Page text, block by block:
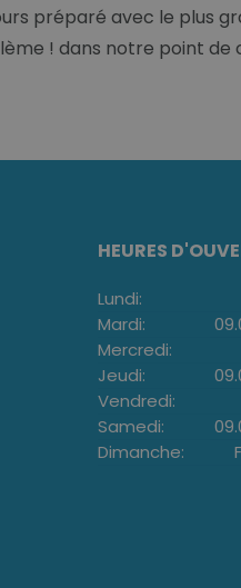
préparé avec le plus
! dans notre point
HEURES
Lundi:
Mardi:
Mercredi:
Jeudi:
Vendredi:
Samedi:
Dimanche: